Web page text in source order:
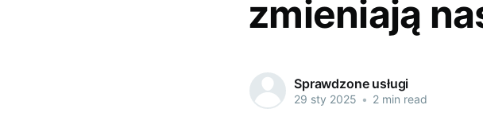
zmieniają
Sprawdzone usługi
29 sty 2025 • 2 min read